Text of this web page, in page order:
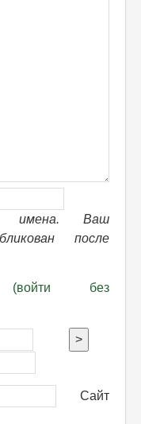
имена. Ваш
после
(войти без
>
Сайт